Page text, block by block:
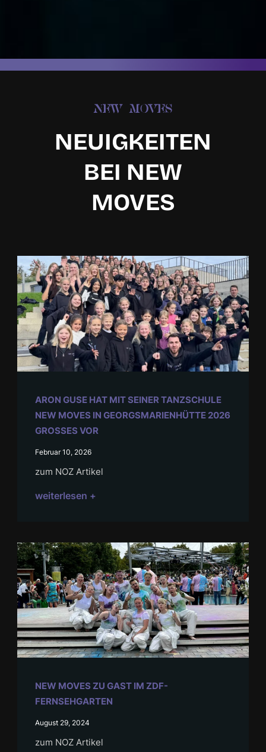
NEW MOVES
NEUIGKEITEN
BEI NEW
MOVES
ARON GUSE HAT MIT SEINER TANZSCHULE
NEW MOVES IN GEORGSMARIENHÜTTE 2026
GROSSES VOR
Februar 10, 2026
zum NOZ Artikel
weiterlesen +
NEW MOVES ZU GAST IM ZDF-
FERNSEHGARTEN
August 29, 2024
zum NOZ Artikel